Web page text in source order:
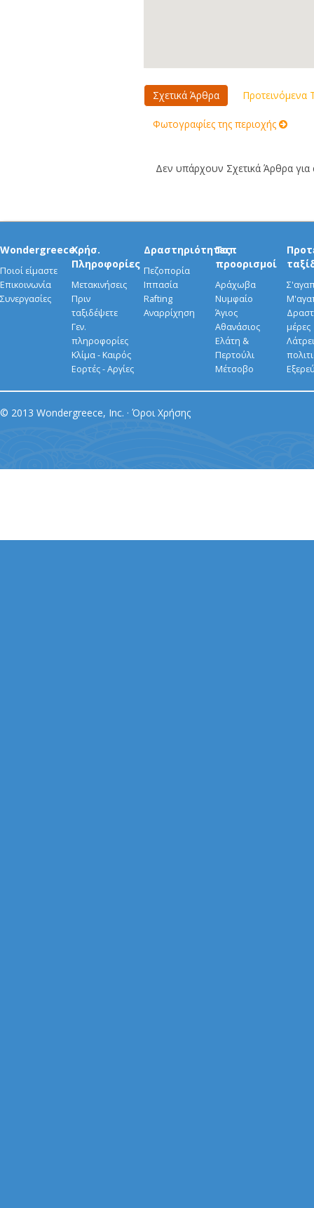
Σχετικά Άρθρα Προτεινόμενα
Φωτογραφίες της περιοχής
Δεν υπάρχουν Σχετικά Άρθρα για
Wondergreece
Ποιοί είμαστε
Επικοινωνία
Συνεργασίες
Χρήσ.
Πληροφορίες
Μετακινήσεις
Πριν
ταξιδέψετε
Γεν.
πληροφορίες
Κλίμα - Καιρός
Εορτές - Αργίες
Δραστηριότητες
Πεζοπορία
Ιππασία
Rafting
Αναρρίχηση
Τοπ
προορισμοί
Αράχωβα
Νυμφαίο
Άγιος
Αθανάσιος
Ελάτη &
Περτούλι
Μέτσοβο
μέρες
© 2013 Wondergreece, Inc. · Όροι Χρήσης